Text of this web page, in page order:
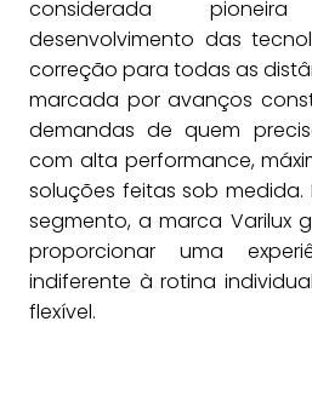
considerada
desenvolvimento das
correção para todas as
marcada por avanços
demandas de quem
com alta performance,
soluções feitas sob medida.
segmento, a marca Varilux
proporcionar uma
indiferente à rotina
flexível.